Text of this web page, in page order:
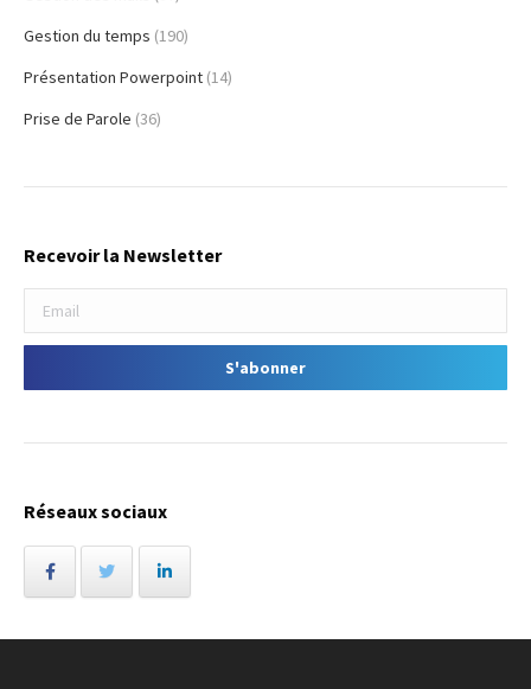
Gestion du temps (190)
Présentation Powerpoint (14)
Prise de Parole (36)
Recevoir la Newsletter
Réseaux sociaux